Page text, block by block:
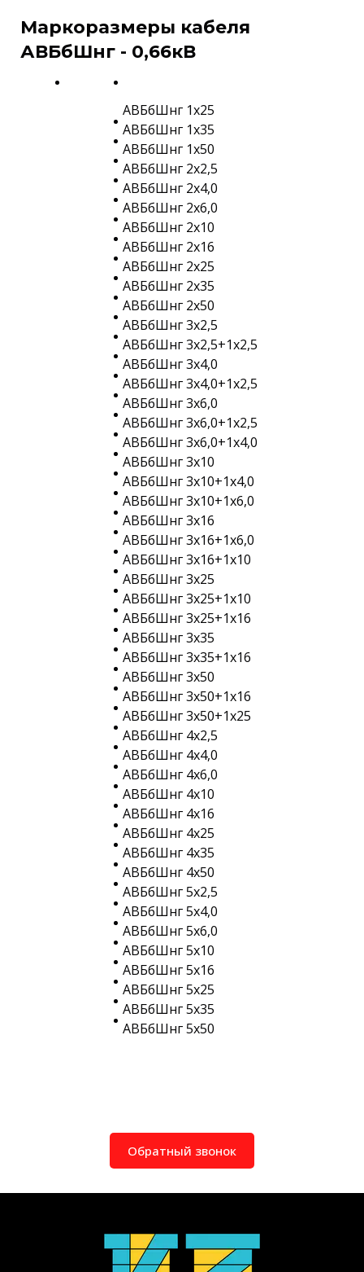
Маркоразмеры кабеля
АВБбШнг - 0,66кВ
АВБбШнг 1х25
АВБбШнг 1х35
АВБбШнг 1х50
АВБбШнг 2х2,5
АВБбШнг 2х4,0
АВБбШнг 2х6,0
АВБбШнг 2х10
АВБбШнг 2х16
АВБбШнг 2х25
АВБбШнг 2х35
АВБбШнг 2х50
АВБбШнг 3х2,5
АВБбШнг 3х2,5+1х2,5
АВБбШнг 3х4,0
АВБбШнг 3х4,0+1х2,5
АВБбШнг 3х6,0
АВБбШнг 3х6,0+1х2,5
АВБбШнг 3х6,0+1х4,0
АВБбШнг 3х10
АВБбШнг 3х10+1х4,0
АВБбШнг 3х10+1х6,0
АВБбШнг 3х16
АВБбШнг 3х16+1х6,0
АВБбШнг 3х16+1х10
АВБбШнг 3х25
АВБбШнг 3х25+1х10
АВБбШнг 3х25+1х16
АВБбШнг 3х35
АВБбШнг 3х35+1х16
АВБбШнг 3х50
АВБбШнг 3х50+1х16
АВБбШнг 3х50+1х25
АВБбШнг 4х2,5
АВБбШнг 4х4,0
АВБбШнг 4х6,0
АВБбШнг 4х10
АВБбШнг 4х16
АВБбШнг 4х25
АВБбШнг 4х35
АВБбШнг 4х50
АВБбШнг 5х2,5
АВБбШнг 5х4,0
АВБбШнг 5х6,0
АВБбШнг 5х10
АВБбШнг 5х16
АВБбШнг 5х25
АВБбШнг 5х35
АВБбШнг 5х50
Обратный звонок